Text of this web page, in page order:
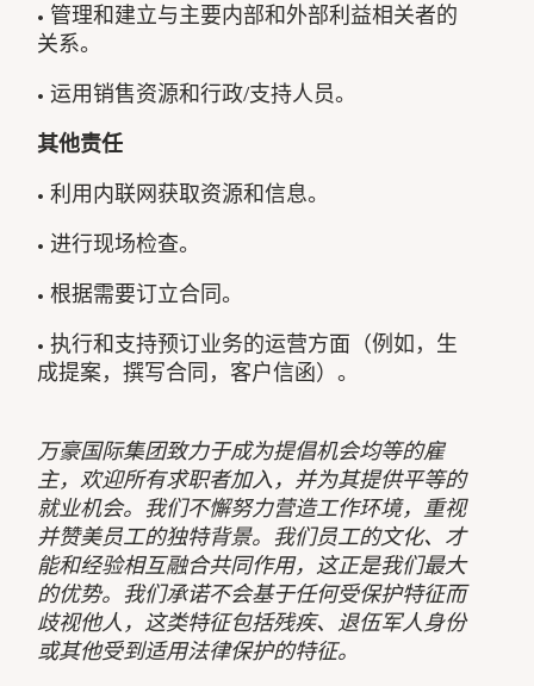
• 管理和建立与主要内部和外部利益相关者的
关系。
• 运用销售资源和行政/支持人员。
其他责任
• 利用内联网获取资源和信息。
• 进行现场检查。
• 根据需要订立合同。
• 执行和支持预订业务的运营方面（例如，生
成提案，撰写合同，客户信函）。
万豪国际集团致力于成为提倡机会均等的雇
主，欢迎所有求职者加入，并为其提供平等的
就业机会。我们不懈努力营造工作环境，重视
并赞美员工的独特背景。我们员工的文化、才
能和经验相互融合共同作用，这正是我们最大
的优势。我们承诺不会基于任何受保护特征而
歧视他人，这类特征包括残疾、退伍军人身份
或其他受到适用法律保护的特征。